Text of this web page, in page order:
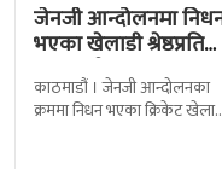
जेनजी आन्दोलनमा
भएका खेलाडी श्रेष्ठप्रति
श्रद्धाञ्जली
काठमाडौं । जेनजी आन्दोलनका
क्रममा निधन भएका क्रिकेट